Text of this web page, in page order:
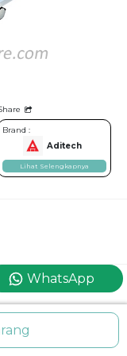
Brand :
Aditech
Lihat Selengkapnya
Aditech FT 001
WhatsApp